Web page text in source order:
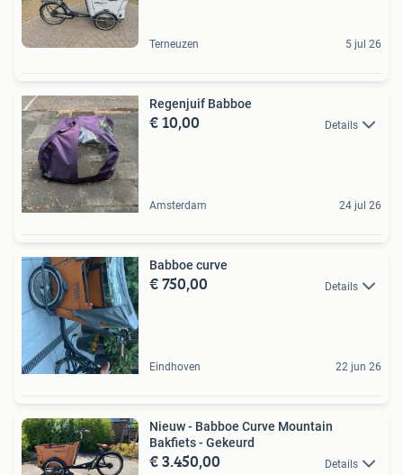
Terneuzen 5 jul 26
Regenjuif Babboe
€ 10,00 Details
Amsterdam 24 jul 26
Babboe curve
€ 750,00 Details
Eindhoven 22 jun 26
Nieuw - Babboe Curve Mountain
Bakfiets - Gekeurd
€ 3.450,00 Details